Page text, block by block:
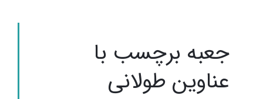
جعبه برچسب با
عناوین طولانی